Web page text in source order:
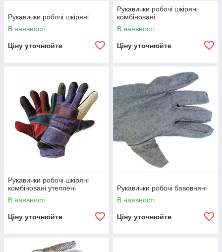
Рукавички робочі шкіряні
В наявності
Ціну уточнюйте
Рукавички робочі шкіряні
комбіновані
В наявності
Ціну уточнюйте
Рукавички робочі шкіряні
комбіновані утеплені
В наявності
Ціну уточнюйте
Рукавички робочі бавовняні
В наявності
Ціну уточнюйте